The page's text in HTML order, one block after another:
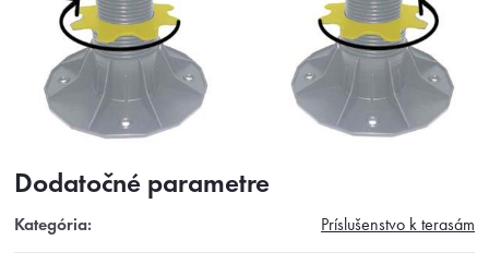
Dodatočné parametre
Kategória: Príslušenstvo k terasám